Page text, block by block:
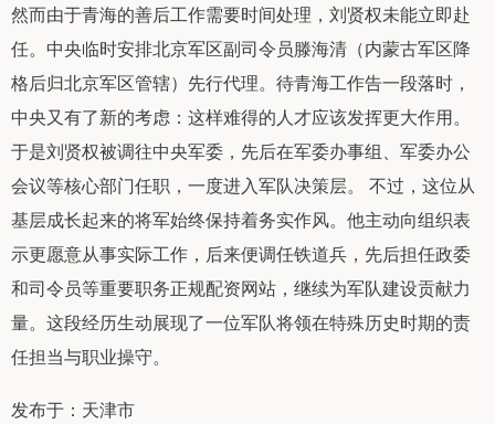
然而由于青海的善后工作需要时间处理，刘贤权未能立即赴
任。中央临时安排北京军区副司令员滕海清（内蒙古军区降
格后归北京军区管辖）先行代理。待青海工作告一段落时，
中央又有了新的考虑：这样难得的人才应该发挥更大作用。
于是刘贤权被调往中央军委，先后在军委办事组、军委办公
会议等核心部门任职，一度进入军队决策层。 不过，这位从
基层成长起来的将军始终保持着务实作风。他主动向组织表
示更愿意从事实际工作，后来便调任铁道兵，先后担任政委
和司令员等重要职务正规配资网站，继续为军队建设贡献力
量。这段经历生动展现了一位军队将领在特殊历史时期的责
任担当与职业操守。
发布于：天津市